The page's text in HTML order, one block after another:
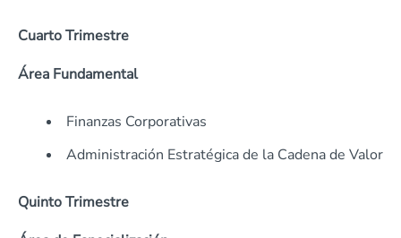
Cuarto Trimestre
Área Fundamental
Finanzas Corporativas
Administración Estratégica de la Cadena de Valor
Quinto Trimestre